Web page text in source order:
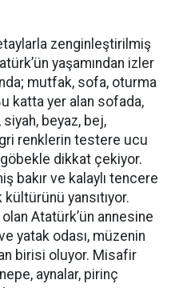
zenginleştirilmiş
yaşamından izler
mutfak, sofa, oturma
katta yer alan sofada,
beyaz, bej,
gri renklerin testere ucu
dikkat çekiyor.
bakır ve kalaylı tencere
yansıtıyor.
Atatürk’ün annesine
yatak odası, müzenin
birisi oluyor. Misafir
aynalar, pirinç